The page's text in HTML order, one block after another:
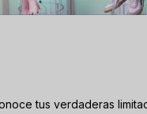
tus verdaderas